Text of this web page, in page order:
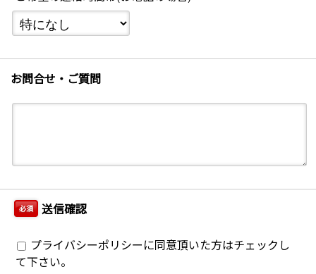
お問合せ・ご質問
必須 送信確認
プライバシーポリシーに同意頂いた方はチェックし
て下さい。